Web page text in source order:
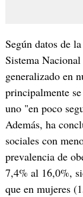
Según datos de
Sistema Nacional
generalizado en
principalmente
uno "en poco
Además, ha
sociales con
prevalencia de
7,4% al 16,0%,
que en mujeres